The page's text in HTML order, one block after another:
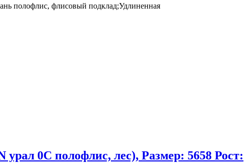
полофлис, флисовый подклад;Удлиненная
0C полофлис, лес), Размер: 5658 Рост: